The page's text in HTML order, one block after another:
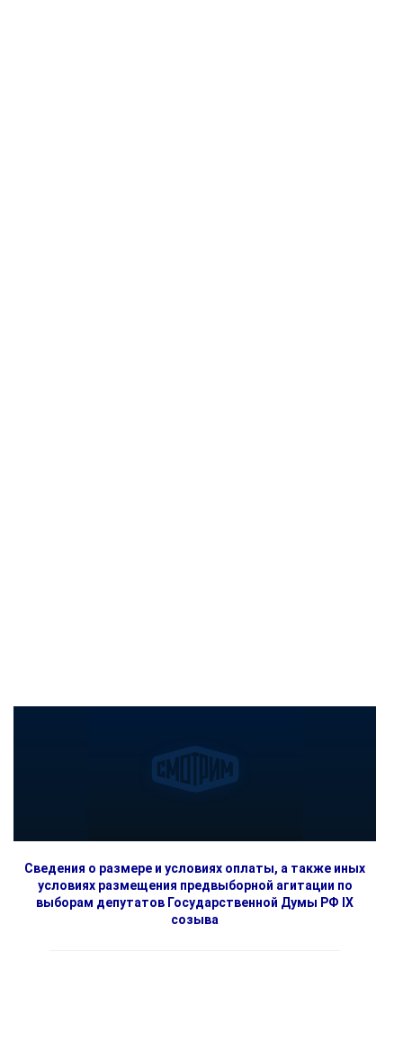
Сведения о размере и условиях оплаты, а также иных
условиях размещения предвыборной агитации по
выборам депутатов Государственной Думы РФ IX
созыва